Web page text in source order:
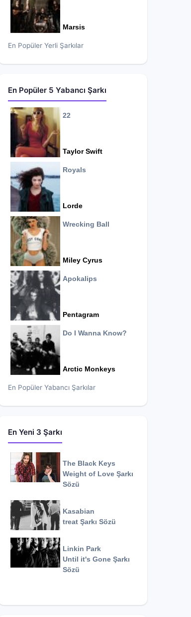
Marsis
En Popüler Yerli Şarkılar
En Popüler 5 Yabancı Şarkı
22
Taylor Swift
Royals
Lorde
Wrecking Ball
Miley Cyrus
Apokalips
Pentagram
Do I Wanna Know?
Arctic Monkeys
En Popüler Yabancı Şarkılar
En Yeni 3 Şarkı
The Black Keys
Weight of Love Şarkı
Sözü
Kasabian
treat Şarkı Sözü
Linkin Park
Until it's Gone Şarkı
Sözü